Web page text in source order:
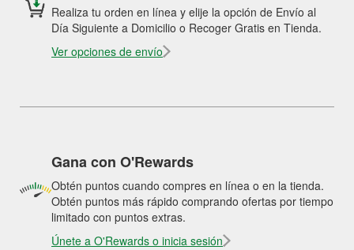
Realiza tu orden en línea y elije la opción de Envío al
Día Siguiente a Domicilio o Recoger Gratis en Tienda.
Ver opciones de envío
Gana con O'Rewards
Obtén puntos cuando compres en línea o en la tienda.
Obtén puntos más rápido comprando ofertas por tiempo
limitado con puntos extras.
Únete a O'Rewards o inicia sesión